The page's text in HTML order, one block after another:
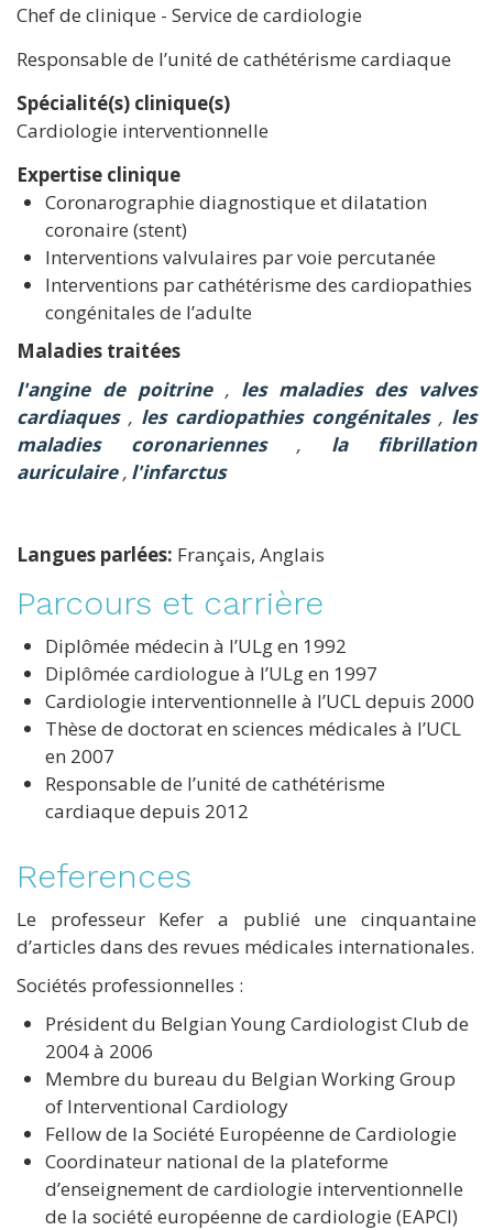
Chef de clinique - Service de cardiologie
Responsable de l’unité de cathétérisme cardiaque
Spécialité(s) clinique(s)
Cardiologie interventionnelle
Expertise clinique
Coronarographie diagnostique et dilatation
coronaire (stent)
Interventions valvulaires par voie percutanée
Interventions par cathétérisme des cardiopathies
congénitales de l’adulte
Maladies traitées
l'angine de poitrine, les maladies des valves
cardiaques, les cardiopathies congénitales, les
maladies coronariennes, la fibrillation
auriculaire, l'infarctus
Langues parlées: Français, Anglais
Parcours et carrière
Diplômée médecin à l’ULg en 1992
Diplômée cardiologue à l’ULg en 1997
Cardiologie interventionnelle à l’UCL depuis 2000
Thèse de doctorat en sciences médicales à l’UCL
en 2007
Responsable de l’unité de cathétérisme
cardiaque depuis 2012
References
Le professeur Kefer a publié une cinquantaine
d’articles dans des revues médicales internationales.
Sociétés professionnelles :
Président du Belgian Young Cardiologist Club de
2004 à 2006
Membre du bureau du Belgian Working Group
of Interventional Cardiology
Fellow de la Société Européenne de Cardiologie
Coordinateur national de la plateforme
d’enseignement de cardiologie interventionnelle
de la société européenne de cardiologie (EAPCI)